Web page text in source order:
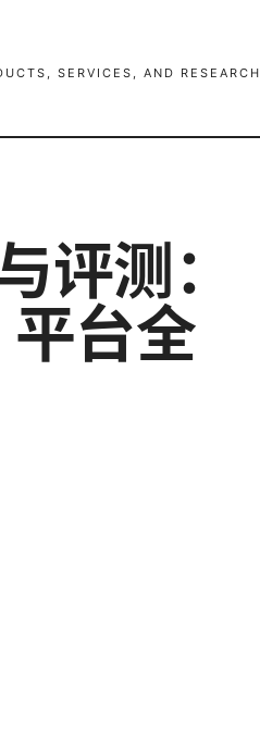
SERVICES, AND RESEARCH
评测：
台全